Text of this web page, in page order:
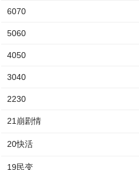
6070
5060
4050
3040
2230
21崩剧情
20快活
19民变